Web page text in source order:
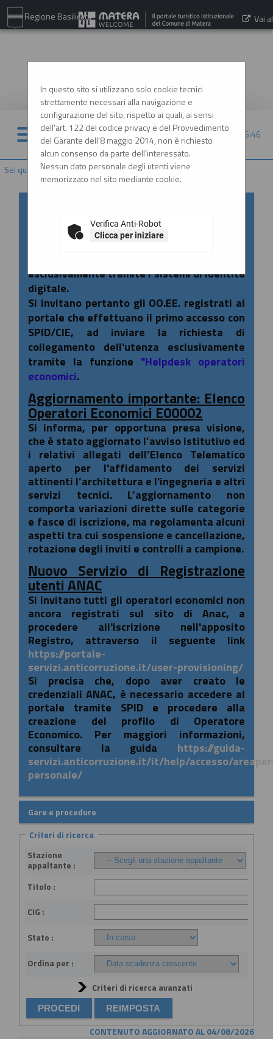
Regione Basilicata Vai al
09/08/2026 06:46
Sei qui: Home
In questo sito si utilizzano solo cookie tecnici
strettamente necessari alla navigazione e
configurazione del sito, rispetto ai quali, ai sensi
dell'art. 122 del codice privacy e del Provvedimento
del Garante dell'8 maggio 2014, non è richiesto
alcun consenso da parte dell'interessato.
Nessun dato personale degli utenti viene
memorizzato nel sito mediante cookie.
Verifica Anti-Robot
Clicca per iniziare
SPID/CIE: istruzioni
In ottemperanza alle normative vigenti
esclusivamente tramite i sistemi di identità
digitale.
Si invitano pertanto gli OO.EE. registrati al
portale che effettuano il primo accesso con
SPID/CIE, ad inviare la richiesta di
collegamento dell'utenza esclusivamente
tramite la funzione "Helpdesk operatori
economici.
Aggiornamento importante: Elenco
Operatori Economici E00002
Si informa, per opportuna presa visione,
che è stato aggiornato l’avviso istitutivo ed
i relativi allegati dell’Elenco Telematico
aperto per l'affidamento dei servizi
attinenti l’architettura e l'ingegneria e altri
servizi tecnici. L’aggiornamento non
comporta variazioni dirette sulle categorie
e fasce di iscrizione, ma regolamenta alcuni
aspetti tra cui sospensione e cancellazione,
rotazione degli inviti e controlli a campione.
Nuovo Servizio di Registrazione
utenti ANAC
Si invitano tutti gli operatori economici non
ancora registrati sul sito di Anac, a
procedere all'iscrizione nell'apposito
Registro, attraverso il seguente link
https://portale-
servizi.anticorruzione.it/user-provisioning/
Si precisa che, dopo aver creato le
credenziali ANAC, è necessario accedere al
portale tramite SPID e procedere alla
creazione del profilo di Operatore
Economico. Per maggiori informazioni,
consultare la guida https://guida-
servizi.anticorruzione.it/it/help/accesso/
personale/
Gare e procedure
Criteri di ricerca
Stazione
appaltante :
Titolo :
CIG :
Stato :
Ordina per :
Criteri di ricerca avanzati
CONTENUTO AGGIORNATO AL 04/08/2026